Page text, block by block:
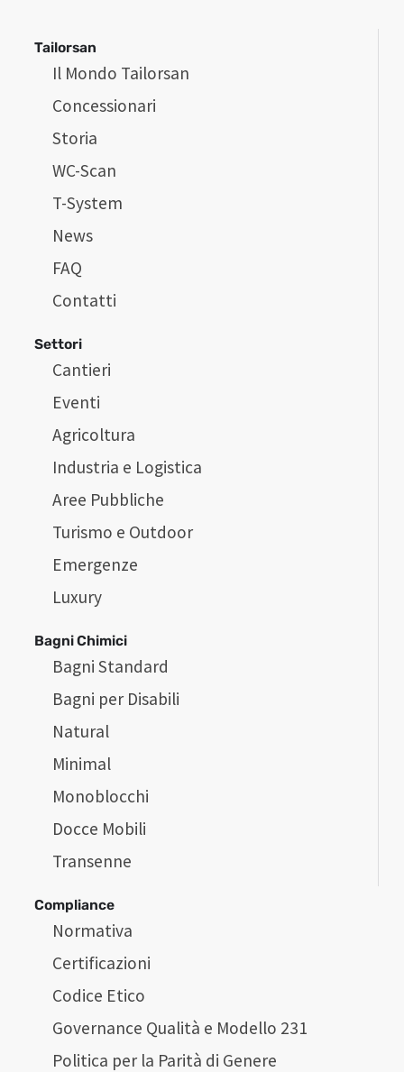
Tailorsan
Il Mondo Tailorsan
Concessionari
Storia
WC-Scan
T-System
News
FAQ
Contatti
Settori
Cantieri
Eventi
Agricoltura
Industria e Logistica
Aree Pubbliche
Turismo e Outdoor
Emergenze
Luxury
Bagni Chimici
Bagni Standard
Bagni per Disabili
Natural
Minimal
Monoblocchi
Docce Mobili
Transenne
Compliance
Normativa
Certificazioni
Codice Etico
Governance Qualità e Modello 231
Politica per la Parità di Genere